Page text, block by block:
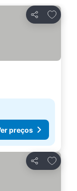
Partilhar
preços
Partilhar